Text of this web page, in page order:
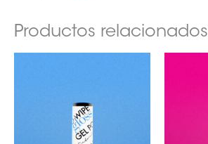
Productos relacionados